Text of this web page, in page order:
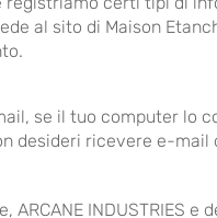
al sito di Maison
se il tuo computer lo
desideri ricevere e-
ARCANE